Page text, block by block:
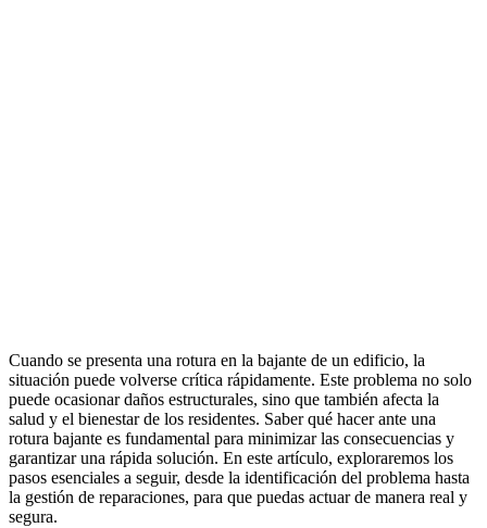
Cuando se presenta una rotura en la bajante de un edificio, la
situación puede volverse crítica rápidamente. Este problema no solo
puede ocasionar daños estructurales, sino que también afecta la
salud y el bienestar de los residentes. Saber qué hacer ante una
rotura bajante es fundamental para minimizar las consecuencias y
garantizar una rápida solución. En este artículo, exploraremos los
pasos esenciales a seguir, desde la identificación del problema hasta
la gestión de reparaciones, para que puedas actuar de manera real y
segura.